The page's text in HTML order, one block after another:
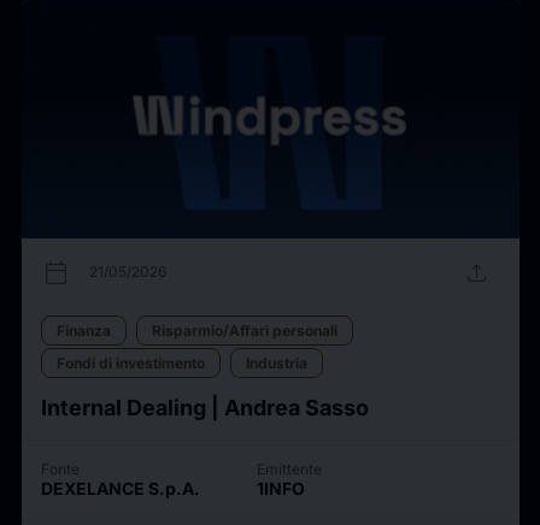
calendar_today 21/05/2026 upload
Finanza
Risparmio/Affari personali
Fondi di investimento
Industria
Internal Dealing | Andrea Sasso
Fonte
DEXELANCE S.p.A.
Emittente
1INFO